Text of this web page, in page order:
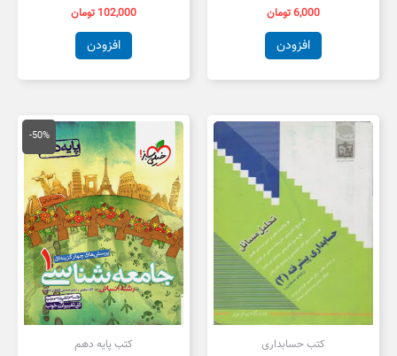
6,000تومان
افزودن
102,000 تومان
افزودن
کتب حسابداری
-50%
کتب پایه دهم
قیمت
اصلی
50,000 تومان
بود.
قیمت
فعلی
است.